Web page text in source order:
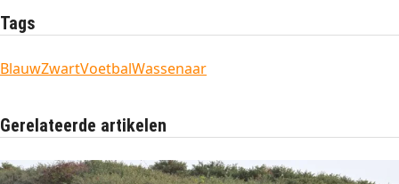
Tags
BlauwZwartVoetbalWassenaar
Gerelateerde artikelen